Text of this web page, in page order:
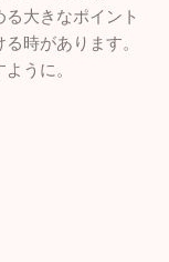
大きなポイント
時があります。
うに。